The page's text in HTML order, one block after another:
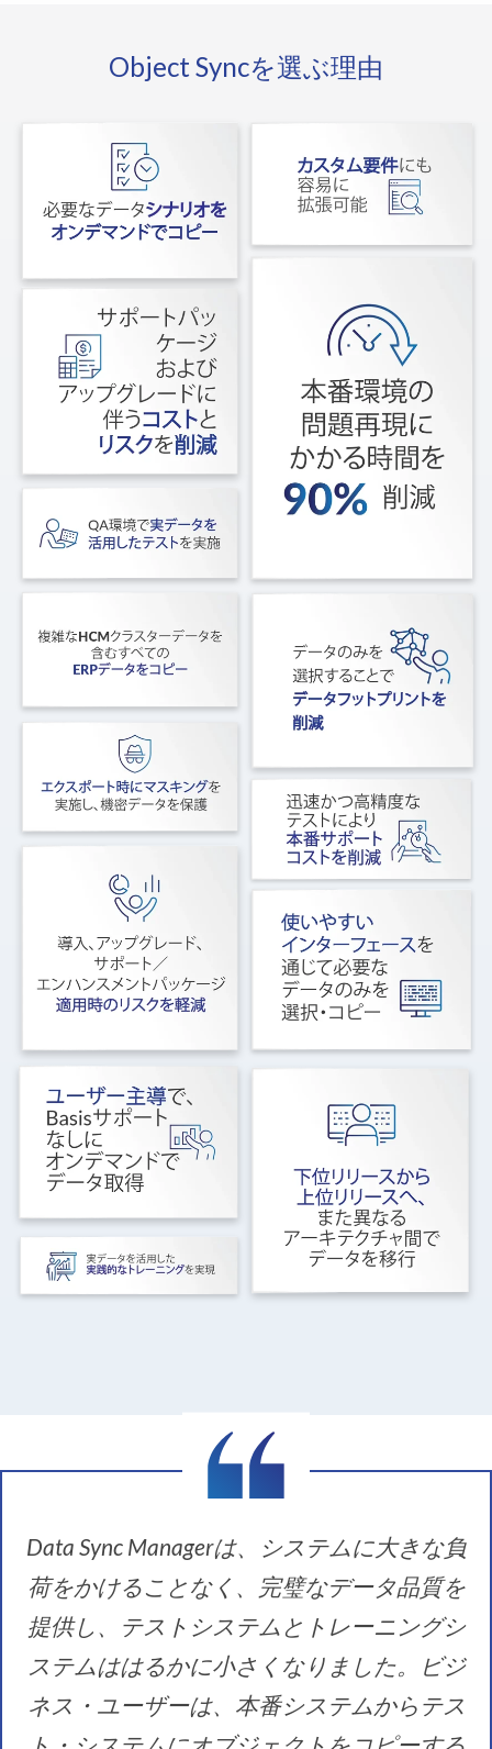
Object Syncを選ぶ理由
Data Sync Managerは、システムに大きな負
荷をかけることなく、完璧なデータ品質を
提供し、テストシステムとトレーニングシ
ステムははるかに小さくなりました。ビジ
ネス・ユーザーは、本番システムからテス